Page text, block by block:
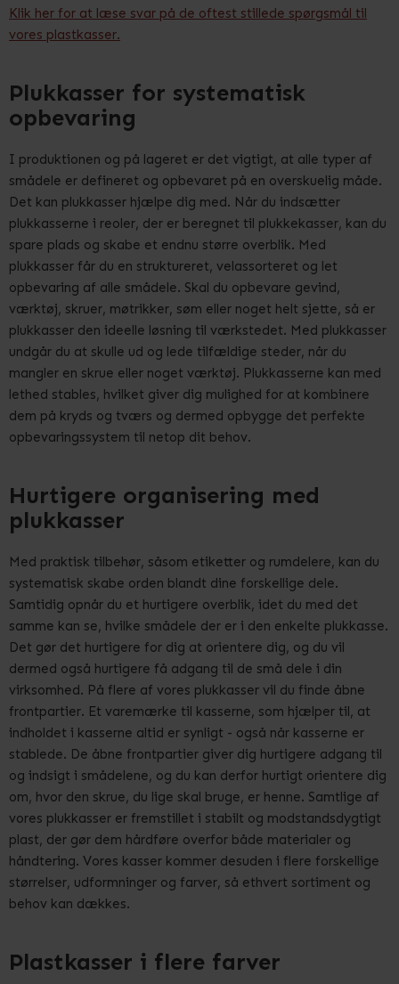
Klik her for at læse svar på de oftest stillede spørgsmål til
vores plastkasser.
Plukkasser for systematisk
opbevaring
I produktionen og på lageret er det vigtigt, at alle typer af
smådele er defineret og opbevaret på en overskuelig måde.
Det kan plukkasser hjælpe dig med. Når du indsætter
plukkasserne i reoler, der er beregnet til plukkekasser, kan du
spare plads og skabe et endnu større overblik. Med
plukkasser får du en struktureret, velassorteret og let
opbevaring af alle smådele. Skal du opbevare gevind,
værktøj, skruer, møtrikker, søm eller noget helt sjette, så er
plukkasser den ideelle løsning til værkstedet. Med plukkasser
undgår du at skulle ud og lede tilfældige steder, når du
mangler en skrue eller noget værktøj. Plukkasserne kan med
lethed stables, hvilket giver dig mulighed for at kombinere
dem på kryds og tværs og dermed opbygge det perfekte
opbevaringssystem til netop dit behov.
Hurtigere organisering med
plukkasser
Med praktisk tilbehør, såsom etiketter og rumdelere, kan du
systematisk skabe orden blandt dine forskellige dele.
Samtidig opnår du et hurtigere overblik, idet du med det
samme kan se, hvilke smådele der er i den enkelte plukkasse.
Det gør det hurtigere for dig at orientere dig, og du vil
dermed også hurtigere få adgang til de små dele i din
virksomhed. På flere af vores plukkasser vil du finde åbne
frontpartier. Et varemærke til kasserne, som hjælper til, at
indholdet i kasserne altid er synligt - også når kasserne er
stablede. De åbne frontpartier giver dig hurtigere adgang til
og indsigt i smådelene, og du kan derfor hurtigt orientere dig
om, hvor den skrue, du lige skal bruge, er henne. Samtlige af
vores plukkasser er fremstillet i stabilt og modstandsdygtigt
plast, der gør dem hårdføre overfor både materialer og
håndtering. Vores kasser kommer desuden i flere forskellige
størrelser, udformninger og farver, så ethvert sortiment og
behov kan dækkes.
Plastkasser i flere farver